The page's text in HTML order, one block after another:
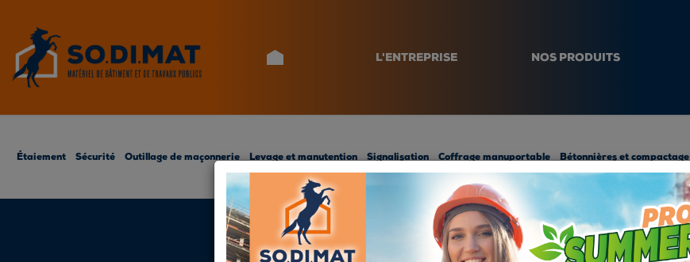
ACCUEIL L'ENTREPRISE NOS PRODUITS
Étaiement Sécurité Outillage de maçonnerie Levage et manutention Signalisation Coffrage manuportable Bétonnières et compactage